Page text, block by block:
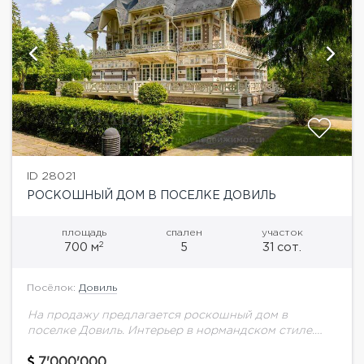
ID 28021
РОСКОШНЫЙ ДОМ В ПОСЕЛКЕ ДОВИЛЬ
площадь
700 м2
спален
5
участок
31 сот.
Посёлок: Довиль
На продажу предлагается роскошный дом в
поселке Довиль. Интерьер в нормандском стиле.
нивелирован лаконичным и изысканным